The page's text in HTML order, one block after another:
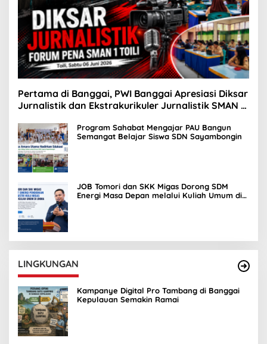
Pertama di Banggai, PWI Banggai Apresiasi Diksar
Jurnalistik dan Ekstrakurikuler Jurnalistik SMAN 1
Program Sahabat Mengajar PAU Bangun
Semangat Belajar Siswa SDN Sayambongin
JOB Tomori dan SKK Migas Dorong SDM
Energi Masa Depan melalui Kuliah Umum di
LINGKUNGAN
Kampanye Digital Pro Tambang di Banggai
Kepulauan Semakin Ramai